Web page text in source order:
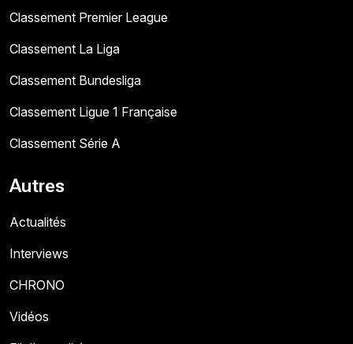
Classement Premier League
Classement La Liga
Classement Bundesliga
Classement Ligue 1 Française
Classement Série A
Autres
Actualités
Interviews
CHRONO
Vidéos